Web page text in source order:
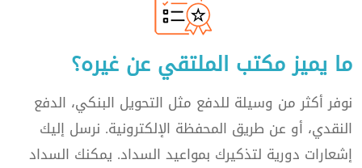
ما يميز مكتب الملتقي عن غيره؟
نوفر أكثر من وسيلة للدفع مثل التحويل البنكي، الدفع
النقدي، أو عن طريق المحفظة الإلكترونية. نرسل إليك
إشعارات دورية لتذكيرك بمواعيد السداد. يمكنك السداد